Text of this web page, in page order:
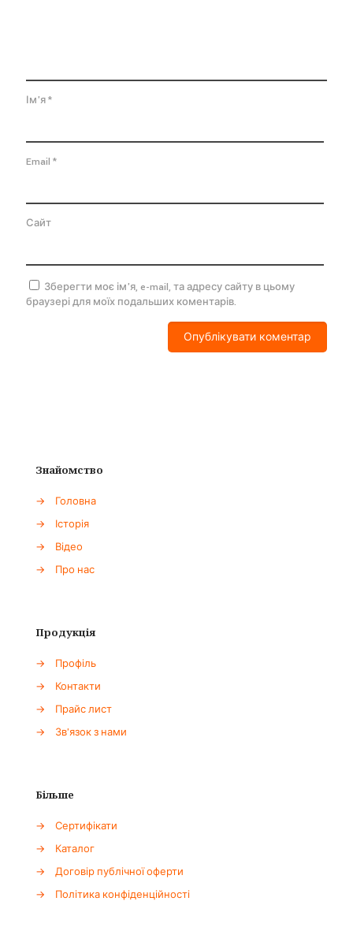
Ім'я*
Email *
Сайт
Зберегти моє ім'я, e-mail, та адресу сайту в цьому
браузері для моїх подальших коментарів.
Знайомство
→
Головна
→
Історія
→
Відео
→
Про нас
Продукція
→
Профіль
→
Контакти
→
Прайс лист
→
Зв'язок з нами
Більше
→
Сертифікати
→
Каталог
→
Договір публічної оферти
→
Політика конфіденційності